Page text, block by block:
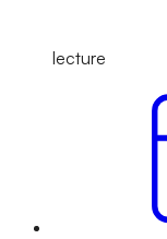
lecture